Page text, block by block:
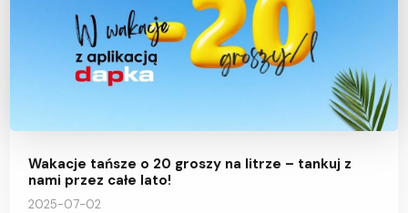
Wakacje tańsze o 20 groszy na litrze – tankuj z
nami przez całe lato!
2025-07-02